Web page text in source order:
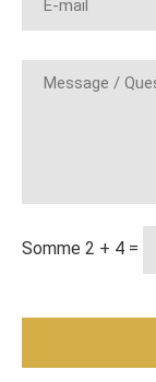
Somme 2 + 4 =